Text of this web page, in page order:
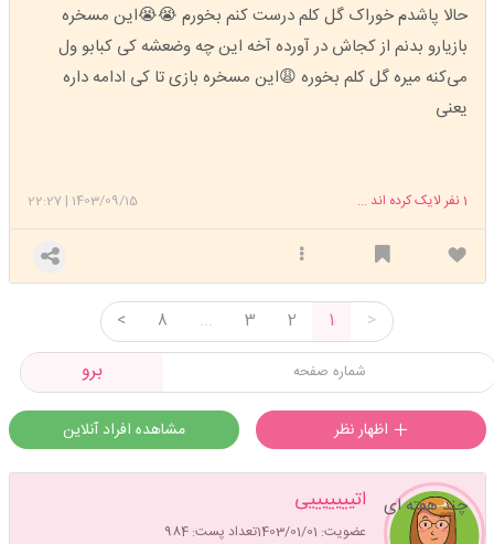
حالا پاشدم خوراک گل کلم درست کنم بخورم 😭😭این مسخره
بازیارو بدنم از کجاش در آورده آخه این چه وضعشه کی کبابو ول
می‌کنه میره گل کلم بخوره 😩این مسخره بازی تا کی ادامه داره
یعنی
1403/09/15
|
22:27 1نفر لایک کرده اند ...
>
1
2
3
...
8
<
برو
مشاهده افراد آنلاین
اتیییییییی
عضویت: 1403/01/01 تعداد پست: 984
چند هفته ای